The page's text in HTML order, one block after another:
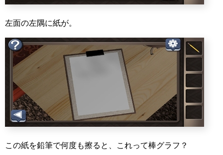
左面の左隅に紙が。
この紙を鉛筆で何度も擦ると、これって棒グラフ？